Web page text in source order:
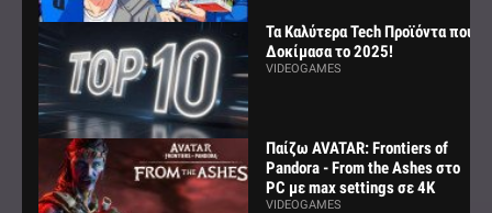
Τα Καλύτερα Tech Προϊόντα που
Δοκίμασα το 2025!
VIDEOGAMES
Παίζω AVATAR: Frontiers of
Pandora - From the Ashes στο
PC με max settings σε 4K
VIDEOGAMES